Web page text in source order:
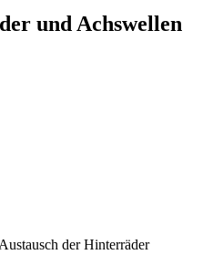
und Achswellen
der Hinterräder